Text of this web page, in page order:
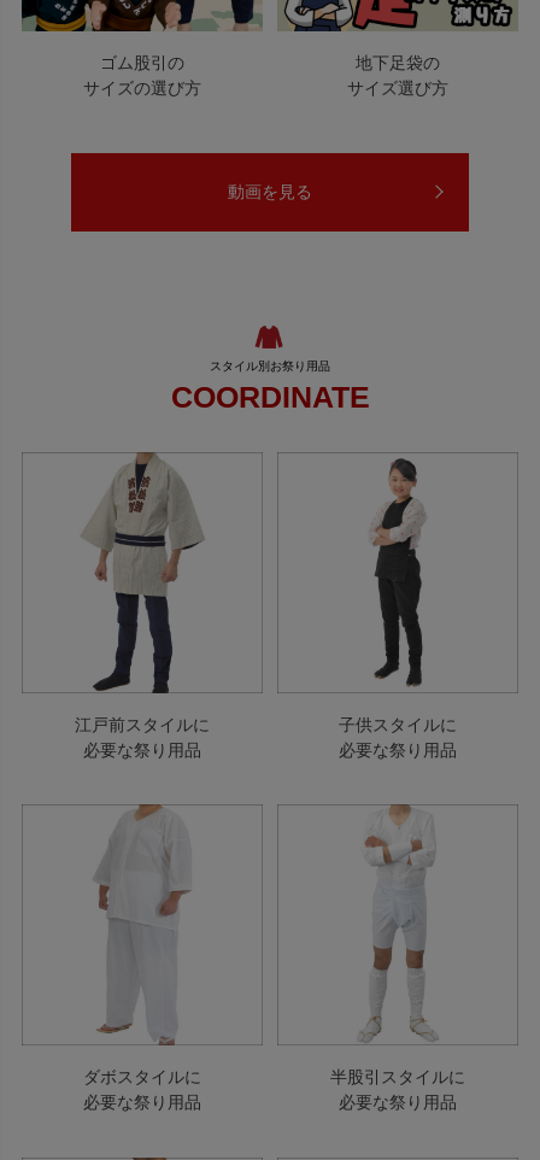
ゴム股引の
サイズの選び方
地下足袋の
サイズ選び方
動画を見る
COORDINATE
江戸前スタイルに
必要な祭り用品
子供スタイルに
必要な祭り用品
ダボスタイルに
必要な祭り用品
半股引スタイルに
必要な祭り用品